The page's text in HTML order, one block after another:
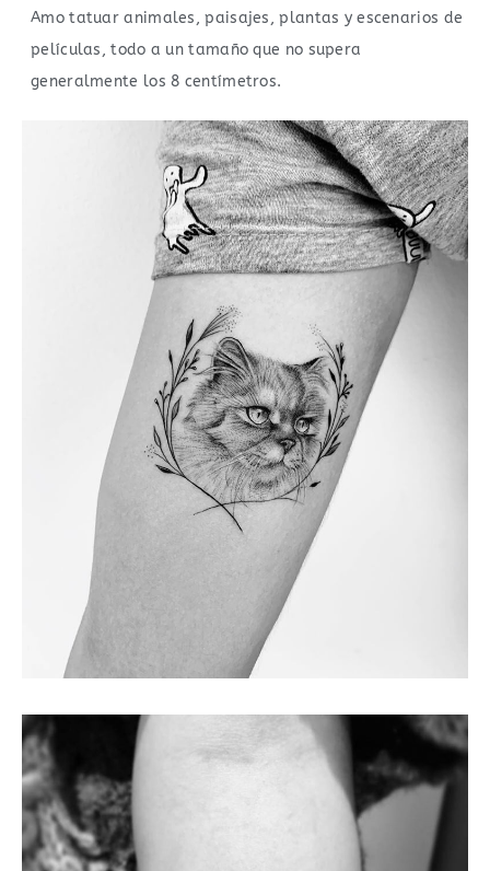
Amo tatuar animales, paisajes, plantas y escenarios de
películas, todo a un tamaño que no supera
generalmente los 8 centímetros.